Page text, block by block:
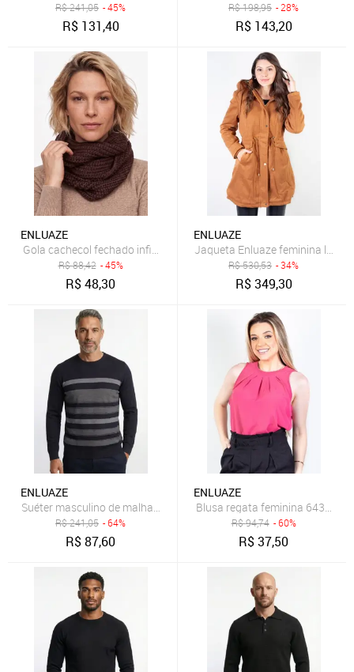
R$241,05 - 45%
R$ 131,40
R$198,95 - 28%
R$ 143,20
ENLUAZE
Gola cachecol fechado infinito feminino de tricô 60017 - Marrom
R$88,42 - 45%
R$48,30
ENLUAZE
Jaqueta Enluaze feminina lã
R$530,53 - 34%
R$349,30
ENLUAZE
Suéter masculino de malha com listras 50004 - Preto
R$241,05 - 64%
R$87,60
ENLUAZE
Blusa regata feminina 64390 -
R$94,74 - 60%
R$37,50